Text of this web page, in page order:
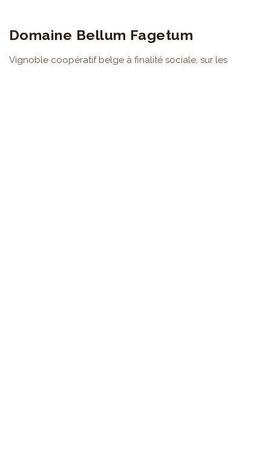
Domaine Bellum Fagetum
Vignoble coopératif belge à finalité sociale, sur les